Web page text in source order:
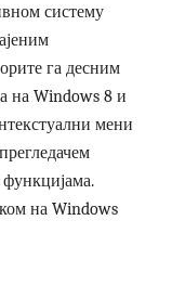
систему
га десним
на Windows 8 и
мени
функцијама.
на Windows